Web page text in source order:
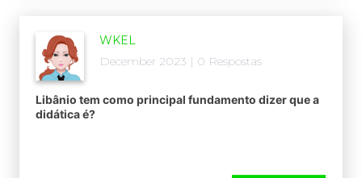
WKEL
December 2023 | 0 Respostas
Libânio tem como principal fundamento dizer que a
didática é?